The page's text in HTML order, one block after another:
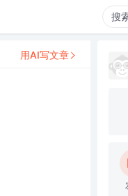
用AI写文章